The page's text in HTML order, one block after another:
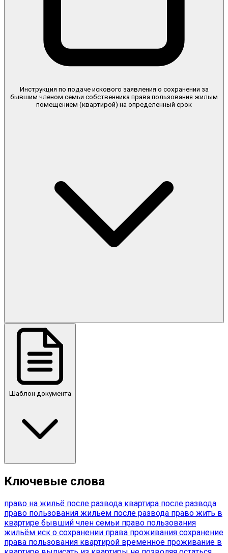
Инструкция по подаче искового заявления о сохранении за
бывшим членом семьи собственника права пользования жилым
помещением (квартирой) на определенный срок
Шаблон документа
Ключевые слова
право на жильё после развода квартира после развода
право пользования жильём после развода право жить в
квартире бывший член семьи право пользования
жильём иск о сохранении права проживания сохранение
права пользования квартирой временное проживание в